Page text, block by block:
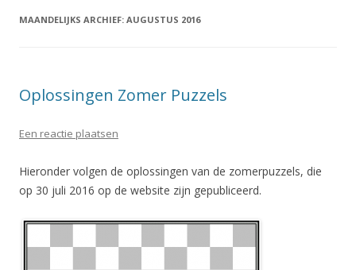
MAANDELIJKS ARCHIEF: AUGUSTUS 2016
Oplossingen Zomer Puzzels
Een reactie plaatsen
Hieronder volgen de oplossingen van de zomerpuzzels, die
op 30 juli 2016 op de website zijn gepubliceerd.